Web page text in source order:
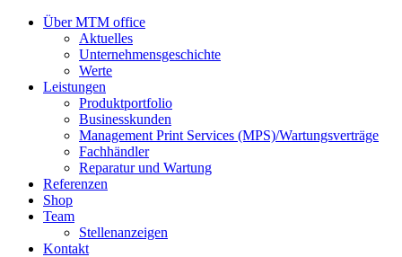
Über MTM office
Aktuelles
Unternehmensgeschichte
Werte
Leistungen
Produktportfolio
Businesskunden
Management Print Services (MPS)/Wartungsverträge
Fachhändler
Reparatur und Wartung
Referenzen
Shop
Team
Stellenanzeigen
Kontakt